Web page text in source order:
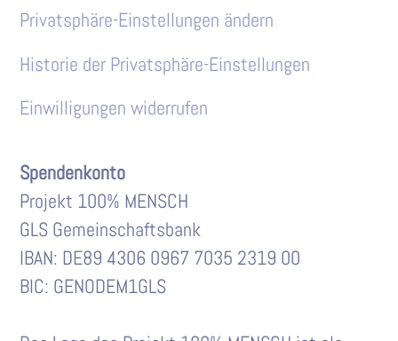
Privatsphäre-Einstellungen ändern
Historie der Privatsphäre-Einstellungen
Einwilligungen widerrufen
Spendenkonto
Projekt 100% MENSCH
GLS Gemeinschaftsbank
IBAN: DE89 4306 0967 7035 2319 00
BIC: GENODEM1GLS